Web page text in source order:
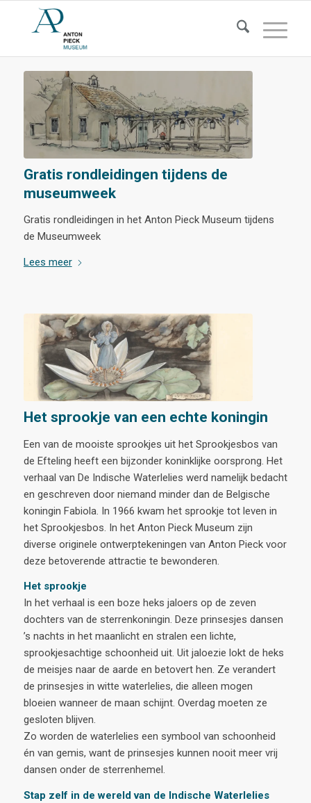
Gratis rondleidingen tijdens de
museumweek
Gratis rondleidingen in het Anton Pieck Museum tijdens
de Museumweek
Lees meer
Het sprookje van een echte koningin
Een van de mooiste sprookjes uit het Sprookjesbos van
de Efteling heeft een bijzonder koninklijke oorsprong. Het
verhaal van De Indische Waterlelies werd namelijk bedacht
en geschreven door niemand minder dan de Belgische
koningin Fabiola. In 1966 kwam het sprookje tot leven in
het Sprookjesbos. In het Anton Pieck Museum zijn
diverse originele ontwerptekeningen van Anton Pieck voor
deze betoverende attractie te bewonderen.
Het sprookje
In het verhaal is een boze heks jaloers op de zeven
dochters van de sterrenkoningin. Deze prinsesjes dansen
’s nachts in het maanlicht en stralen een lichte,
sprookjesachtige schoonheid uit. Uit jaloezie lokt de heks
de meisjes naar de aarde en betovert hen. Ze verandert
de prinsesjes in witte waterlelies, die alleen mogen
bloeien wanneer de maan schijnt. Overdag moeten ze
gesloten blijven.
Zo worden de waterlelies een symbool van schoonheid
én van gemis, want de prinsesjes kunnen nooit meer vrij
dansen onder de sterrenhemel.
Stap zelf in de wereld van de Indische Waterlelies